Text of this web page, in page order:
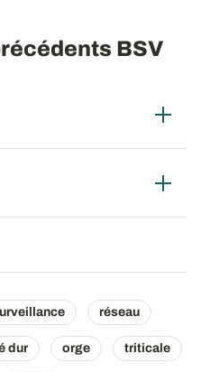
BSV
réseau
dur orge triticale